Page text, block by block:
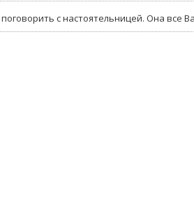
с настоятельницей. Она все